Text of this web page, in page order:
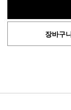
장바구니